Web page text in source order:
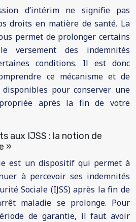
d’intérim ne signifie pas
droits en matière de santé. La
permet de prolonger certains
versement des indemnités
conditions. Il est donc
ce mécanisme et de
pour conserver une
après la fin de votre
aux IJSS : la notion de
»
est un dispositif qui permet à
à percevoir ses indemnités
Sociale (IJSS) après la fin de
maladie se prolonge. Pour
de garantie, il faut avoir